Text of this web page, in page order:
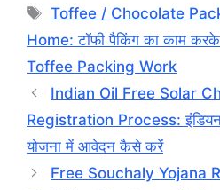
Tags
Toffee / Chocolate
Home: टॉफी पैकिंग का काम
Toffee Packing Work
Indian Oil Free Solar
Registration Process: इंडियन
योजना में आवेदन कैसे करें
Free Souchaly Yojana